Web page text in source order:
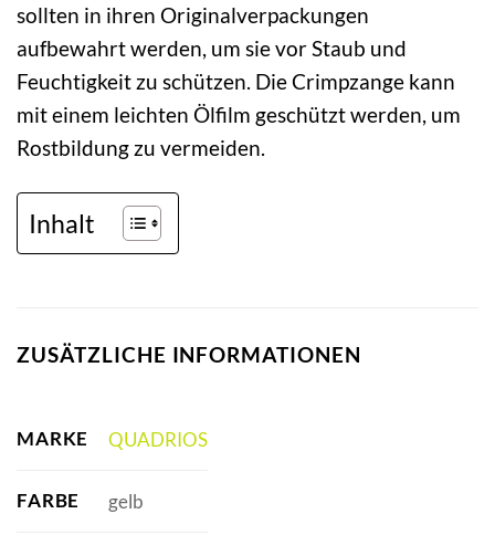
sollten in ihren Originalverpackungen
aufbewahrt werden, um sie vor Staub und
Feuchtigkeit zu schützen. Die Crimpzange kann
mit einem leichten Ölfilm geschützt werden, um
Rostbildung zu vermeiden.
Inhalt
ZUSÄTZLICHE INFORMATIONEN
MARKE QUADRIOS
FARBE gelb